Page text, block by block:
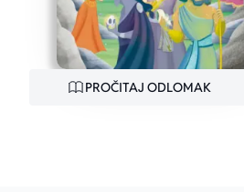
PROČITAJ ODLOMAK